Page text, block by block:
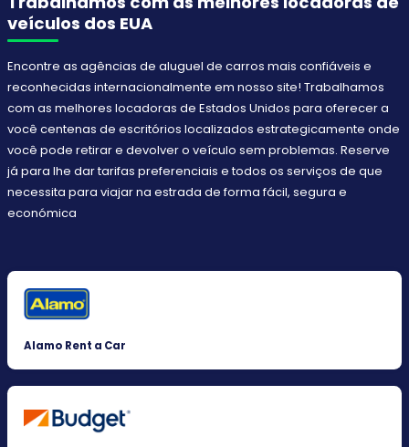
veículos dos EUA
Encontre as agências de aluguel de carros mais confiáveis e
reconhecidas internacionalmente em nosso site! Trabalhamos
com as melhores locadoras de Estados Unidos para oferecer a
você centenas de escritórios localizados estrategicamente onde
você pode retirar e devolver o veículo sem problemas. Reserve
já para lhe dar tarifas preferenciais e todos os serviços de que
necessita para viajar na estrada de forma fácil, segura e
económica
Alamo Rent a Car